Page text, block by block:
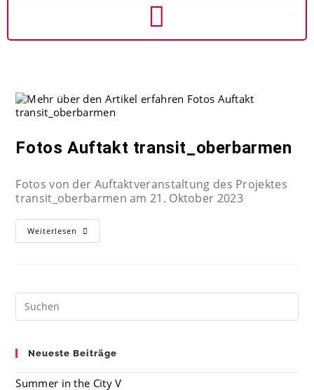
Fotos Auftakt transit_oberbarmen
Fotos von der Auftaktveranstaltung des Projektes
transit_oberbarmen am 21. Oktober 2023
Weiterlesen
Neueste Beiträge
Summer in the City V